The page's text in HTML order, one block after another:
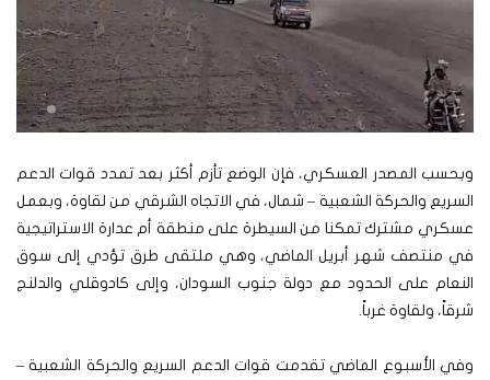
وبحسب المصدر العسكري، فإن الوضع تأزم أكثر بعد تمدد قوات الدعم
السريع والحركة الشعبية – شمال، في الاتجاه الشرقي من لقاوة، وبعمل
عسكري مشترك تمكنا من السيطرة على منطقة أم عدارة الاستراتيجية
في منتصف شهر أبريل الماضي، وهي ملتقى طرق تؤدي إلى سوق
النعام على الحدود مع دولة جنوب السودان، وإلى كادوقلي والدلنج
شرقاً، ولقاوة غرباً.
وفي الأسبوع الماضي تقدمت قوات الدعم السريع والحركة الشعبية –